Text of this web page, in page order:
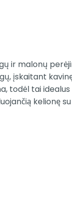
malonų
įskaitant
tai
kelionę